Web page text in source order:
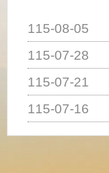
115-08-05
115-07-28
115-07-21
115-07-16